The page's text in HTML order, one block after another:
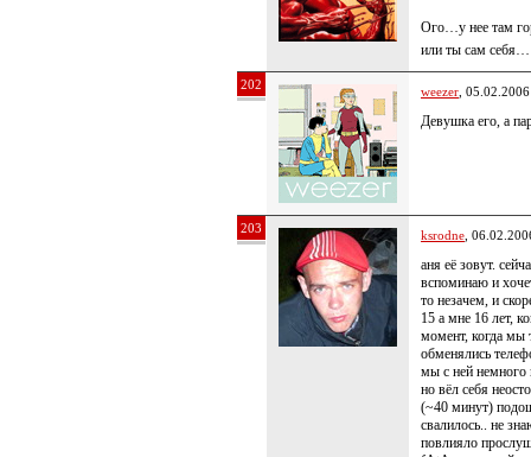
Ого…у нее там
или ты сам себя…
202 weezer ,
Девушка его, а
203 ksrodne ,
аня её зовут.
вспоминаю и
то незачем, и
15 а мне 16 лет,
момент, когда мы
обменялись
мы с ней немного
но вёл себя
(~40 минут)
свалилось.. не
повлияло